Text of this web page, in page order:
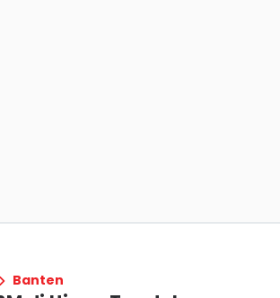
Banten